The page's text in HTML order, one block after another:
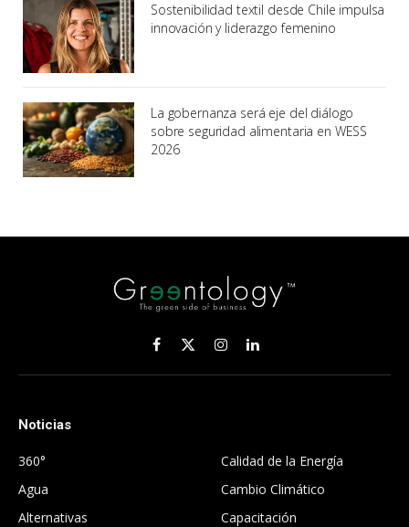
Sostenibilidad textil desde Chile impulsa
innovación y liderazgo femenino
La gobernanza será eje del diálogo
sobre seguridad alimentaria en WESS
2026
Facebook
X
(Twitter)
InstagramLinkedIn
Noticias
360°
Agua
Alternativas
Calidad de la Energía
Cambio Climático
Capacitación